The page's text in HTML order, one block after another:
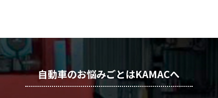
自動車のお悩みごとはKAMACへ